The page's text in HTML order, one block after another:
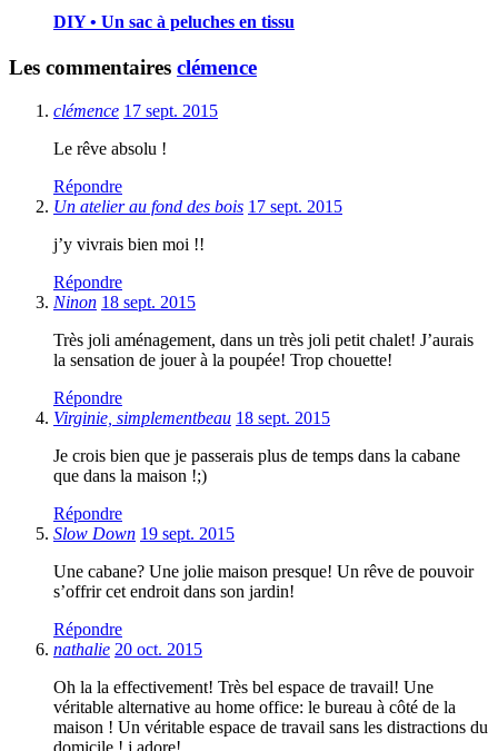
DIY • Un sac à peluches en tissu
Les commentaires clémence
clémence 17 sept. 2015
Le rêve absolu !
Répondre
Un atelier au fond des bois 17 sept. 2015
j’y vivrais bien moi !!
Répondre
Ninon 18 sept. 2015
Très joli aménagement, dans un très joli petit chalet! J’aurais
la sensation de jouer à la poupée! Trop chouette!
Répondre
Virginie, simplementbeau 18 sept. 2015
Je crois bien que je passerais plus de temps dans la cabane
que dans la maison !;)
Répondre
Slow Down 19 sept. 2015
Une cabane? Une jolie maison presque! Un rêve de pouvoir
s’offrir cet endroit dans son jardin!
Répondre
nathalie 20 oct. 2015
Oh la la effectivement! Très bel espace de travail! Une
véritable alternative au home office: le bureau à côté de la
maison ! Un véritable espace de travail sans les distractions du
domicile ! j adore!